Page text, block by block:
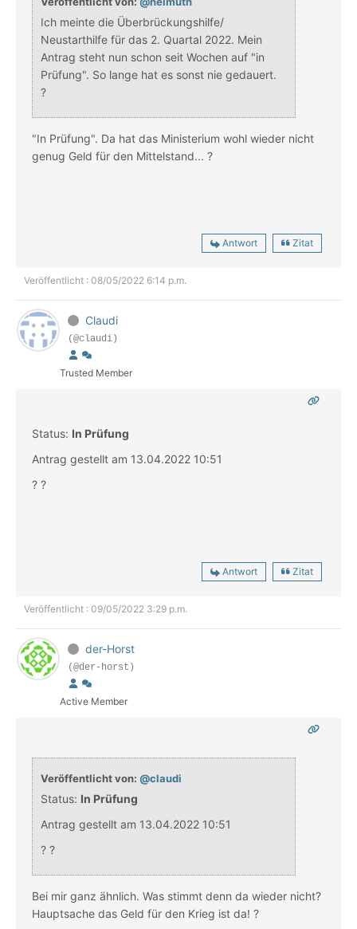
Ich meinte die Überbrückungshilfe/
Neustarthilfe für das 2. Quartal 2022. Mein
Antrag steht nun schon seit Wochen auf "in
Prüfung". So lange hat es sonst nie gedauert.
?
"In Prüfung". Da hat das Ministerium wohl wieder nicht
genug Geld für den Mittelstand... ?
Antwort Zitat
Veröffentlicht : 08/05/2022 6:14 p.m.
Claudi
(@claudi)
Trusted Member
Status: In Prüfung
Antrag gestellt am 13.04.2022 10:51
? ?
Antwort Zitat
Veröffentlicht : 09/05/2022 3:29 p.m.
der-Horst
(@der-horst)
Active Member
Veröffentlicht von: @claudi
Status: In Prüfung
Antrag gestellt am 13.04.2022 10:51
? ?
Bei mir ganz ähnlich. Was stimmt denn da wieder nicht?
Hauptsache das Geld für den Krieg ist da! ?